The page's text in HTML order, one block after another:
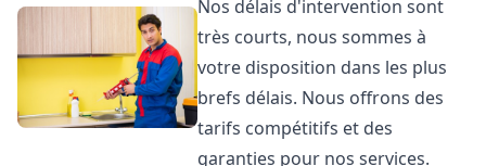
Nos délais d'intervention sont
très courts, nous sommes à
votre disposition dans les plus
brefs délais. Nous offrons des
tarifs compétitifs et des
garanties pour nos services.